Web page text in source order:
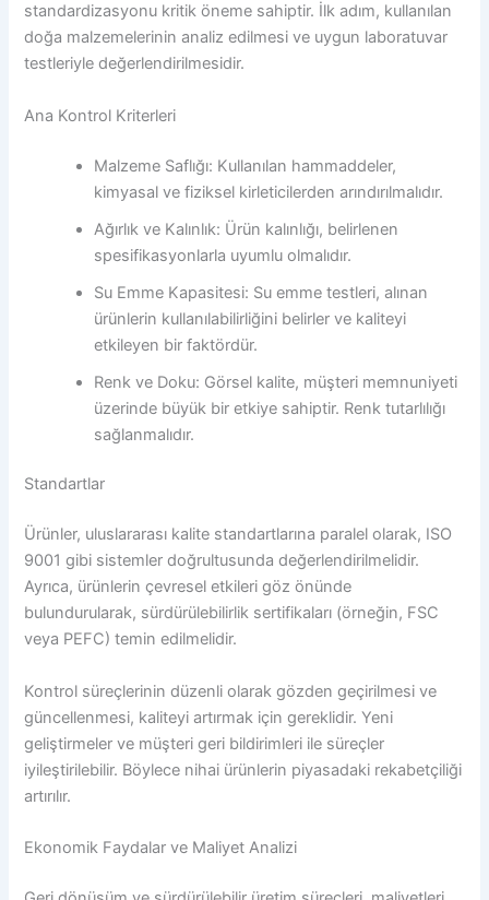
standardizasyonu kritik öneme sahiptir. İlk adım, kullanılan
doğa malzemelerinin analiz edilmesi ve uygun laboratuvar
testleriyle değerlendirilmesidir.
Ana Kontrol Kriterleri
Malzeme Saflığı: Kullanılan hammaddeler,
kimyasal ve fiziksel kirleticilerden arındırılmalıdır.
Ağırlık ve Kalınlık: Ürün kalınlığı, belirlenen
spesifikasyonlarla uyumlu olmalıdır.
Su Emme Kapasitesi: Su emme testleri, alınan
ürünlerin kullanılabilirliğini belirler ve kaliteyi
etkileyen bir faktördür.
Renk ve Doku: Görsel kalite, müşteri memnuniyeti
üzerinde büyük bir etkiye sahiptir. Renk tutarlılığı
sağlanmalıdır.
Standartlar
Ürünler, uluslararası kalite standartlarına paralel olarak, ISO
9001 gibi sistemler doğrultusunda değerlendirilmelidir.
Ayrıca, ürünlerin çevresel etkileri göz önünde
bulundurularak, sürdürülebilirlik sertifikaları (örneğin, FSC
veya PEFC) temin edilmelidir.
Kontrol süreçlerinin düzenli olarak gözden geçirilmesi ve
güncellenmesi, kaliteyi artırmak için gereklidir. Yeni
geliştirmeler ve müşteri geri bildirimleri ile süreçler
iyileştirilebilir. Böylece nihai ürünlerin piyasadaki rekabetçiliği
artırılır.
Ekonomik Faydalar ve Maliyet Analizi